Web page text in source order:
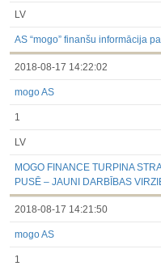
LV
AS “mogo” finanšu informācija
2018-08-17 14:22:02
mogo AS
1
LV
MOGO FINANCE TURPINA
PUSĒ – JAUNI DARBĪBAS
2018-08-17 14:21:50
mogo AS
1